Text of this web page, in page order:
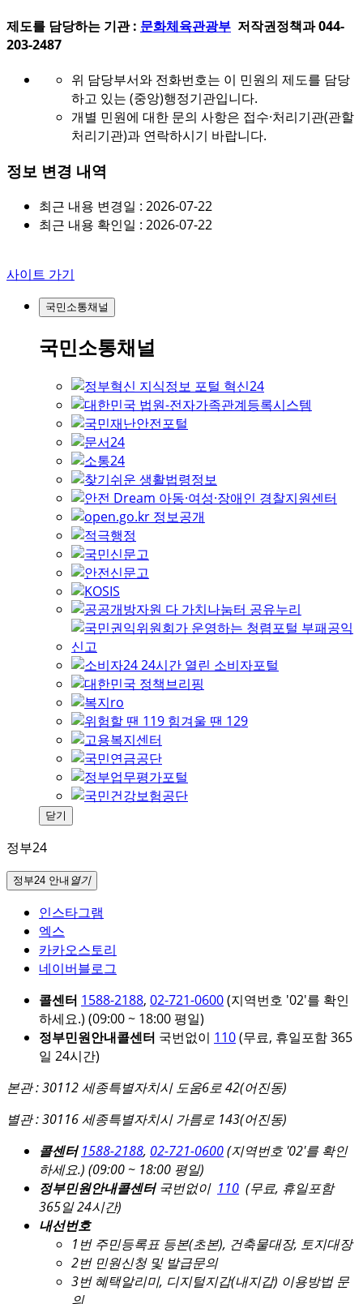
제도를 담당하는 기관 : 문화체육관광부 저작권정책과 044-
203-2487
위 담당부서와 전화번호는 이 민원의 제도를 담당
하고 있는 (중앙)행정기관입니다.
개별 민원에 대한 문의 사항은 접수·처리기관(관할
처리기관)과 연락하시기 바랍니다.
정보 변경 내역
최근 내용 변경일 : 2026-07-22
최근 내용 확인일 : 2026-07-22
사이트 가기
국민소통채널
국민소통채널
닫기
정부24
정부24 안내 열기
인스타그램
엑스
카카오스토리
네이버블로그
콜센터 1588-2188, 02-721-0600(지역번호 '02'를 확인
하세요.) (09:00 ~ 18:00 평일)
정부민원안내콜센터 국번없이 110(무료, 휴일포함 365
일 24시간)
본관 : 30112 세종특별자치시 도움6로 42(어진동)
별관 : 30116 세종특별자치시 가름로 143(어진동)
콜센터 1588-2188, 02-721-0600(지역번호 '02'를 확인
하세요.) (09:00 ~ 18:00 평일)
정부민원안내콜센터국번없이 110 (무료, 휴일포함
365일 24시간)
내선번호
1번 주민등록표 등본(초본), 건축물대장, 토지대장
2번 민원신청 및 발급문의
3번 혜택알리미, 디지털지갑(내지갑) 이용방법 문
의